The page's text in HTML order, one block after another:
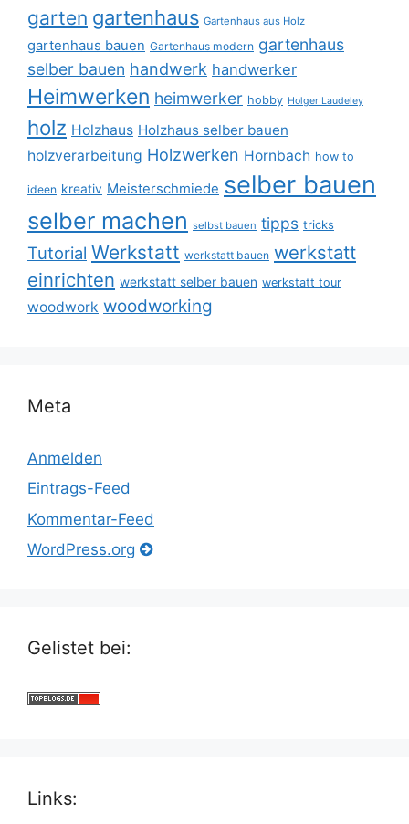
garten gartenhaus Gartenhaus aus Holz
gartenhaus bauen Gartenhaus modern gartenhaus
selber bauen handwerk handwerker
Heimwerken heimwerker hobby Holger Laudeley
holz Holzhaus Holzhaus selber bauen
holzverarbeitung Holzwerken Hornbach how to
ideen kreativ Meisterschmiede selber bauen
selber machen selbst bauen tipps tricks
Tutorial Werkstatt werkstatt bauen werkstatt
einrichten werkstatt selber bauen werkstatt tour
woodwork woodworking
Meta
Anmelden
Eintrags-Feed
Kommentar-Feed
WordPress.org
Gelistet bei:
Links: